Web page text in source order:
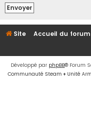
Site Accueil du forum
Développé par phpBB® Forum
Communauté Steam ♦ Unité